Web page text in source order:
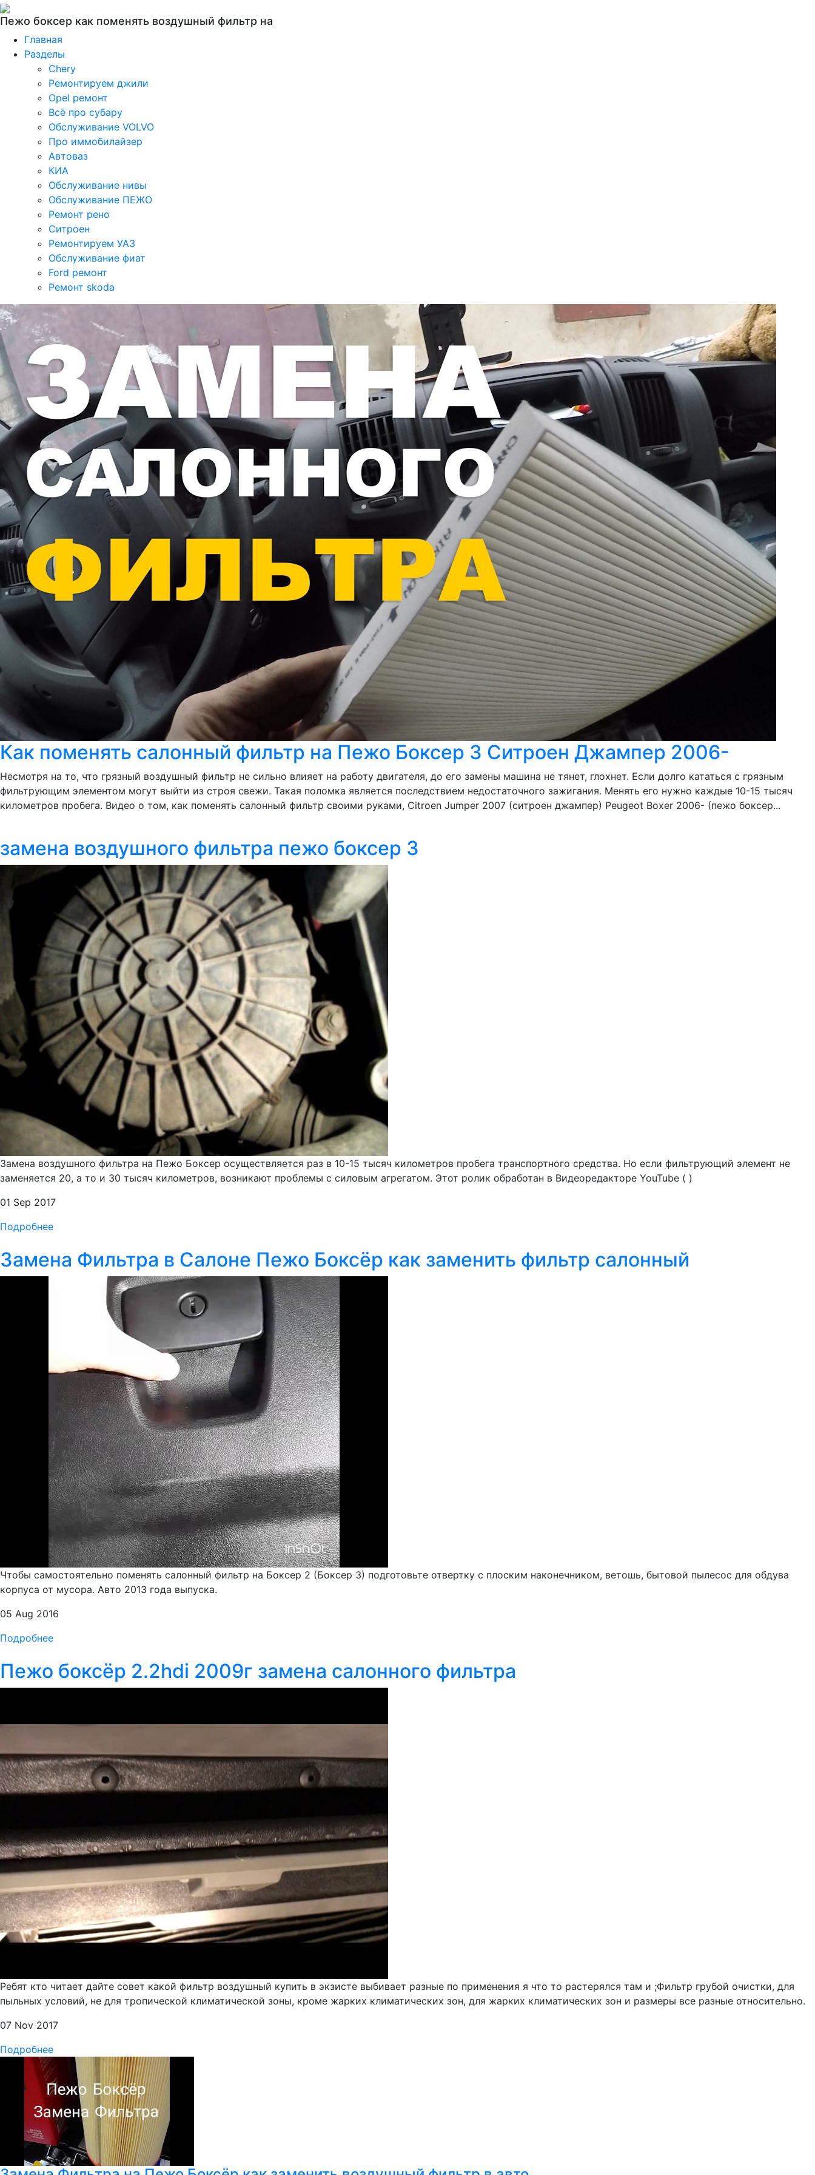
Пежо боксер как поменять воздушный фильтр на
Главная
Разделы
Chery
Ремонтируем джили
Opel ремонт
Всё про субару
Обслуживание VOLVO
Про иммобилайзер
Автоваз
КИА
Обслуживание нивы
Обслуживание ПЕЖО
Ремонт рено
Ситроен
Ремонтируем УАЗ
Обслуживание фиат
Ford ремонт
Ремонт skoda
Как поменять салонный фильтр на Пежо Боксер 3 Ситроен Джампер 2006-
Несмотря на то, что грязный воздушный фильтр не сильно влияет на работу двигателя, до его замены машина не тянет, глохнет. Если долго кататься с грязным
фильтрующим элементом могут выйти из строя свежи. Такая поломка является последствием недостаточного зажигания. Менять его нужно каждые 10-15 тысяч
километров пробега. Видео о том, как поменять салонный фильтр своими руками, Citroen Jumper 2007 (ситроен джампер) Peugeot Boxer 2006- (пежо боксер...
замена воздушного фильтра пежо боксер 3
Замена воздушного фильтра на Пежо Боксер осуществляется раз в 10-15 тысяч километров пробега транспортного средства. Но если фильтрующий элемент не
заменяется 20, а то и 30 тысяч километров, возникают проблемы с силовым агрегатом. Этот ролик обработан в Видеоредакторе YouTube ( )
01 Sep 2017
Подробнее
Замена Фильтра в Салоне Пежо Боксёр как заменить фильтр салонный
Чтобы самостоятельно поменять салонный фильтр на Боксер 2 (Боксер 3) подготовьте отвертку с плоским наконечником, ветошь, бытовой пылесос для обдува
корпуса от мусора. Авто 2013 года выпуска.
05 Aug 2016
Подробнее
Пежо боксёр 2.2hdi 2009г замена салонного фильтра
Ребят кто читает дайте совет какой фильтр воздушный купить в экзисте выбивает разные по применения я что то растерялся там и ;Фильтр грубой очистки, для
пыльных условий, не для тропической климатической зоны, кроме жарких климатических зон, для жарких климатических зон и размеры все разные относительно.
07 Nov 2017
Подробнее